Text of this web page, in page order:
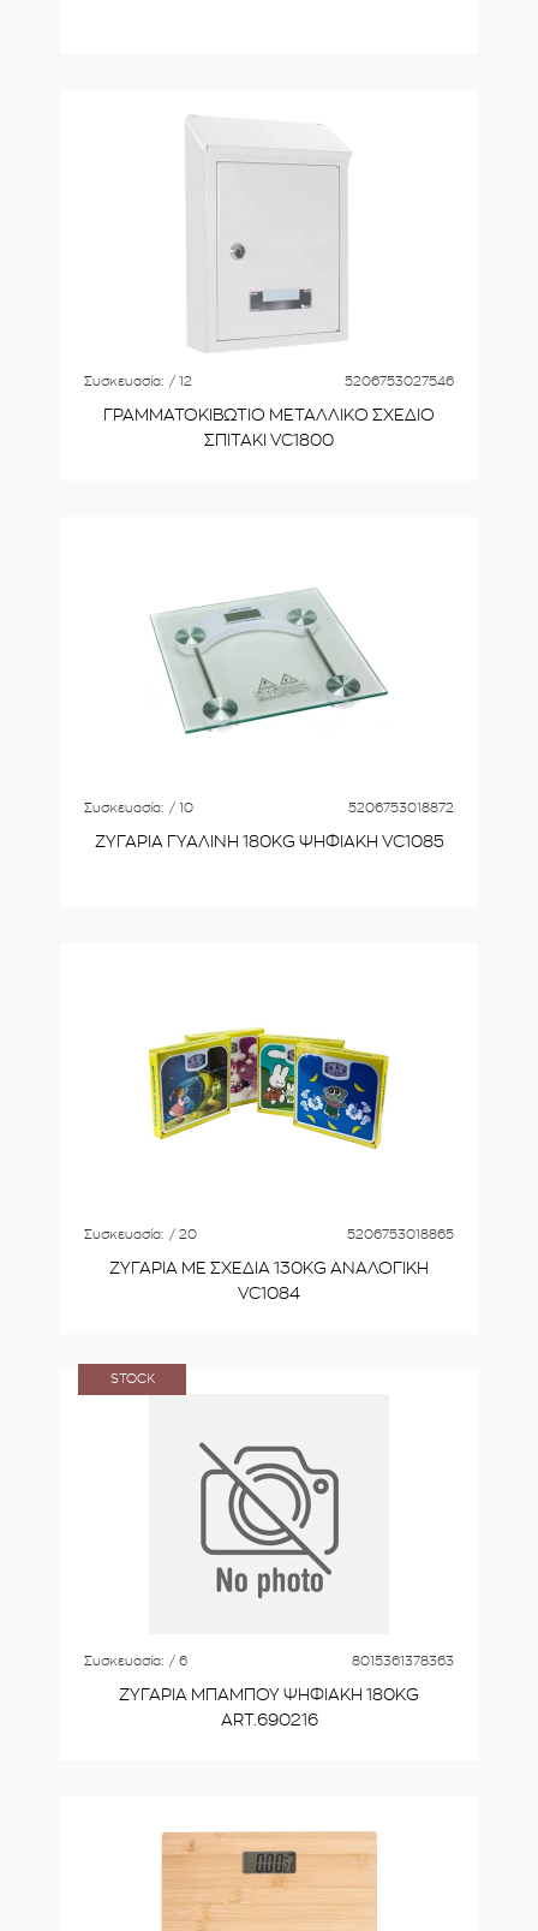
Συσκευασία: / 12 5206753027546
ΓΡΑΜΜΑΤΟΚΙΒΩΤΙΟ ΜΕΤΑΛΛΙΚΟ ΣΧΕΔΙΟ
ΣΠΙΤΑΚΙ VC1800
Συσκευασία: / 10 5206753018872
ΖΥΓΑΡΙΑ ΓΥΑΛΙΝΗ 180KG ΨΗΦΙΑΚΗ VC1085
Συσκευασία: / 20 5206753018865
ΖΥΓΑΡΙΑ ΜΕ ΣΧΕΔΙΑ 130KG ΑΝΑΛΟΓΙΚΗ
VC1084
Συσκευασία: / 6 8015361378363
ΖΥΓΑΡΙΑ ΜΠΑΜΠΟΥ ΨΗΦΙΑΚΗ 180KG
ART.690216
STOCK